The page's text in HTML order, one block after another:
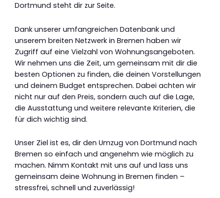
Dortmund steht dir zur Seite.
Dank unserer umfangreichen Datenbank und
unserem breiten Netzwerk in Bremen haben wir
Zugriff auf eine Vielzahl von Wohnungsangeboten.
Wir nehmen uns die Zeit, um gemeinsam mit dir die
besten Optionen zu finden, die deinen Vorstellungen
und deinem Budget entsprechen. Dabei achten wir
nicht nur auf den Preis, sondern auch auf die Lage,
die Ausstattung und weitere relevante Kriterien, die
für dich wichtig sind.
Unser Ziel ist es, dir den Umzug von Dortmund nach
Bremen so einfach und angenehm wie möglich zu
machen. Nimm Kontakt mit uns auf und lass uns
gemeinsam deine Wohnung in Bremen finden –
stressfrei, schnell und zuverlässig!